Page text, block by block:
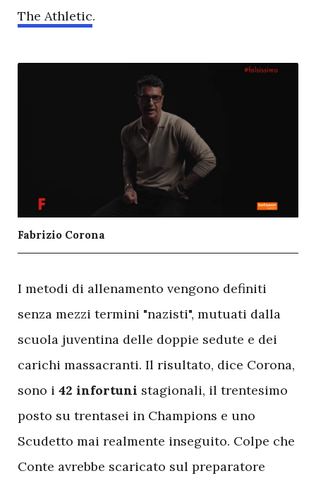
The Athletic.
Fabrizio Corona
I metodi di allenamento vengono definiti
senza mezzi termini "nazisti", mutuati dalla
scuola juventina delle doppie sedute e dei
carichi massacranti. Il risultato, dice Corona,
sono i 42 infortuni stagionali, il trentesimo
posto su trentasei in Champions e uno
Scudetto mai realmente inseguito. Colpe che
Conte avrebbe scaricato sul preparatore